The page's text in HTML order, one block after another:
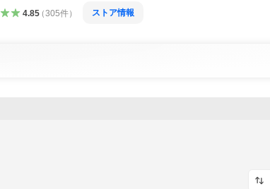
4.85（305件） ストア情報